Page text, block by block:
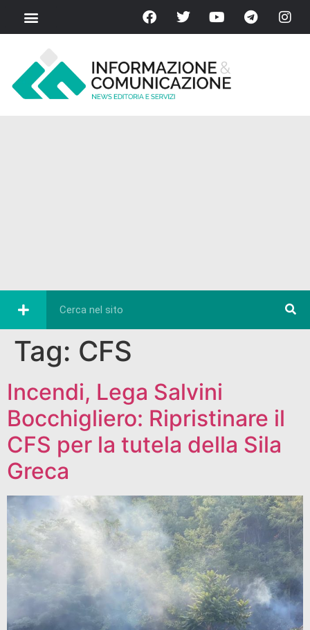
Tag: CFS
Incendi, Lega Salvini
Bocchigliero: Ripristinare il
CFS per la tutela della Sila
Greca